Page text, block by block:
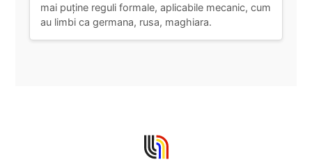
mai puține reguli formale, aplicabile mecanic, cum
au limbi ca germana, rusa, maghiara.